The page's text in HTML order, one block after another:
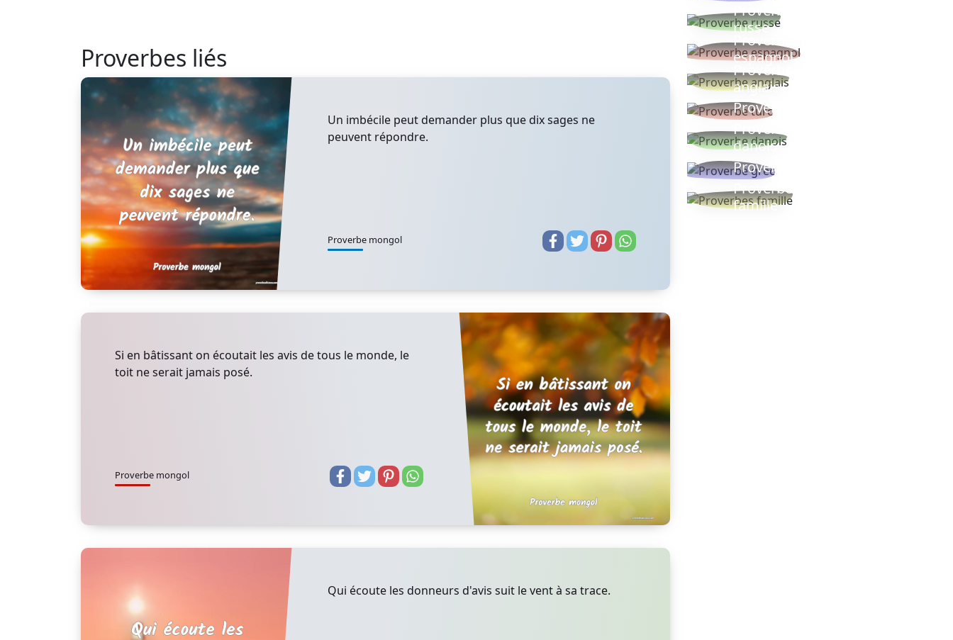
Proverbes liés
Un imbécile peut demander plus que dix sages ne
peuvent répondre.
Proverbe mongol
Si en bâtissant on écoutait les avis de tous le monde, le
toit ne serait jamais posé.
Proverbe mongol
Qui écoute les donneurs d'avis suit le vent à sa trace.
Proverbe
russe
Proverbe
espagnol
Proverbe
anglais
Proverbe turc
Proverbe
danois
Proverbe grec
Proverbes
famille